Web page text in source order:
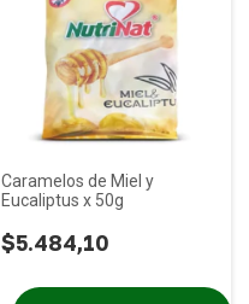
Caramelos de Miel y
Eucaliptus x 50g
$5.484,10